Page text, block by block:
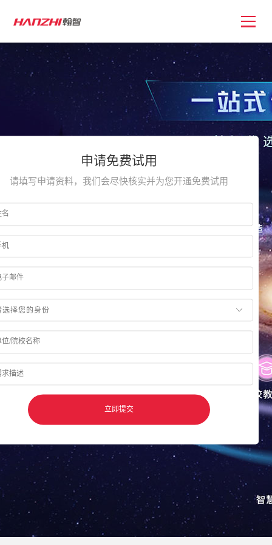
申请免费试用
请填写申请资料，我们会尽快核实并为您开通免费试用
选择您的身份
立即提交